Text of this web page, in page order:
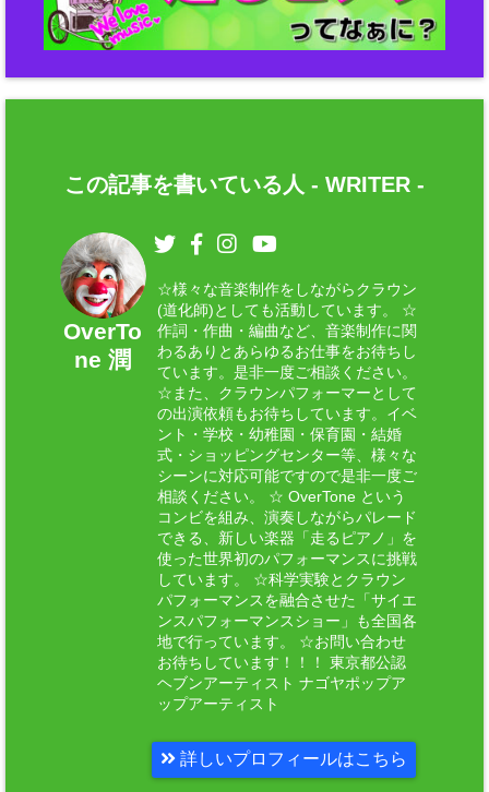
この記事を書いている人 - WRITER -
OverTo
ne 潤
☆様々な音楽制作をしながらクラウン
(道化師)としても活動しています。 ☆
作詞・作曲・編曲など、音楽制作に関
わるありとあらゆるお仕事をお待ちし
ています。是非一度ご相談ください。
☆また、クラウンパフォーマーとして
の出演依頼もお待ちしています。イベ
ント・学校・幼稚園・保育園・結婚
式・ショッピングセンター等、様々な
シーンに対応可能ですので是非一度ご
相談ください。 ☆ OverTone という
コンビを組み、演奏しながらパレード
できる、新しい楽器「走るピアノ」を
使った世界初のパフォーマンスに挑戦
しています。 ☆科学実験とクラウン
パフォーマンスを融合させた「サイエ
ンスパフォーマンスショー」も全国各
地で行っています。 ☆お問い合わせ
お待ちしています！！！ 東京都公認
ヘブンアーティスト ナゴヤポップア
ップアーティスト
詳しいプロフィールはこちら